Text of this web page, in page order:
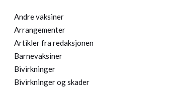
Andre vaksiner
Arrangementer
Artikler fra redaksjonen
Barnevaksiner
Bivirkninger
Bivirkninger og skader